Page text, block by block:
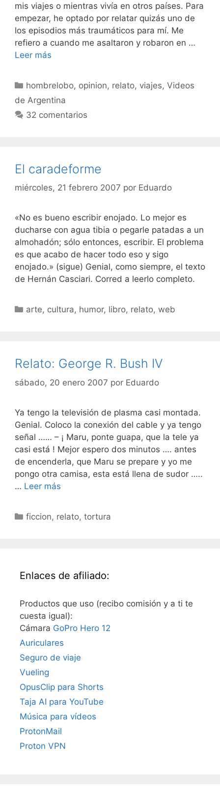
mis viajes o mientras vivía en otros países. Para
empezar, he optado por relatar quizás uno de
los episodios más traumáticos para mí. Me
refiero a cuando me asaltaron y robaron en …
Leer más
Categorías
hombrelobo, opinion, relato, viajes,Videos
de Argentina
32 comentarios
El caradeforme
miércoles, 21 febrero 2007 por Eduardo
«No es bueno escribir enojado. Lo mejor es
ducharse con agua tibia o pegarle patadas a un
almohadón; sólo entonces, escribir. El problema
es que acabo de hacer todo eso y sigo
enojado.» (sigue) Genial, como siempre, el texto
de Hernán Casciari. Corred a leerlo completo.
Categorías
arte, cultura, humor, libro, relato,web
Relato: George R. Bush IV
sábado, 20 enero 2007 por Eduardo
Ya tengo la televisión de plasma casi montada.
Genial. Coloco la conexión del cable y ya tengo
señal …… – ¡ Maru, ponte guapa, que la tele ya
casi está ! Mejor espero dos minutos …. antes
de encenderla, que Maru se prepare y yo me
pongo otra camisa, esta está llena de sudor …..
… Leer más
Categorías
ficcion, relato,tortura
Enlaces de afiliado:
Productos que uso (recibo comisión y a ti te
cuesta igual):
Cámara GoPro Hero 12
Auriculares
Seguro de viaje
Vueling
OpusClip para Shorts
Taja AI para YouTube
Música para vídeos
ProtonMail
Proton VPN